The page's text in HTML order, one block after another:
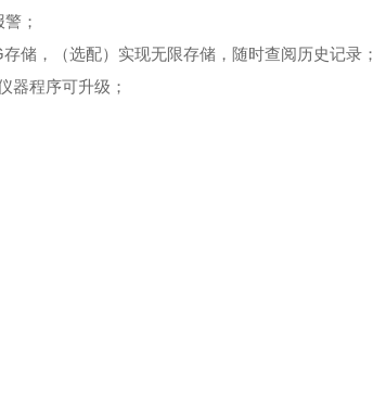
；
储，（选配）实现无限存储，随时查阅历史记录；
器程序可升级；